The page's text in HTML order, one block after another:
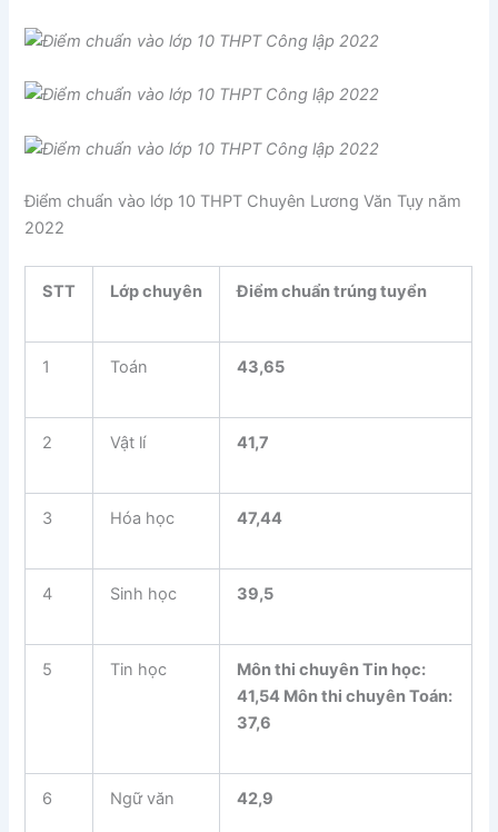
Điểm chuẩn vào lớp 10 THPT Chuyên Lương Văn Tụy năm
2022
STT Lớp chuyên Điểm chuẩn trúng tuyển
1 Toán 43,65
2 Vật lí 41,7
3 Hóa học 47,44
4 Sinh học 39,5
5 Tin học
Môn thi chuyên Tin học:
41,54 Môn thi chuyên Toán:
37,6
6 Ngữ văn 42,9